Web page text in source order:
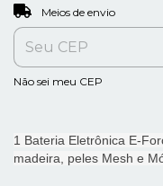
Entregas para o CEP:
Meios de envio
Não sei meu CEP
1 Bateria Eletrônica E-
madeira, peles Mesh e